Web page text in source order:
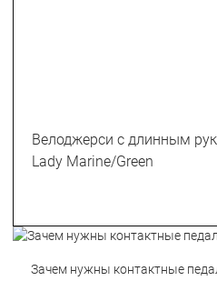
Велоджерси с длинным
Lady Marine/Green
Зачем нужны контактные